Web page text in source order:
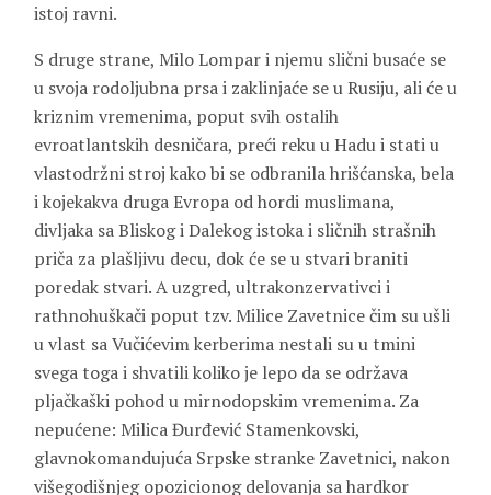
istoj ravni.
S druge strane, Milo Lompar i njemu slični busaće se
u svoja rodoljubna prsa i zaklinjaće se u Rusiju, ali će u
kriznim vremenima, poput svih ostalih
evroatlantskih desničara, preći reku u Hadu i stati u
vlastodržni stroj kako bi se odbranila hrišćanska, bela
i kojekakva druga Evropa od hordi muslimana,
divljaka sa Bliskog i Dalekog istoka i sličnih strašnih
priča za plašljivu decu, dok će se u stvari braniti
poredak stvari. A uzgred, ultrakonzervativci i
rathnohuškači poput tzv. Milice Zavetnice čim su ušli
u vlast sa Vučićevim kerberima nestali su u tmini
svega toga i shvatili koliko je lepo da se održava
pljačkaški pohod u mirnodopskim vremenima. Za
nepućene: Milica Đurđević Stamenkovski,
glavnokomandujuća Srpske stranke Zavetnici, nakon
višegodišnjeg opozicionog delovanja sa hardkor